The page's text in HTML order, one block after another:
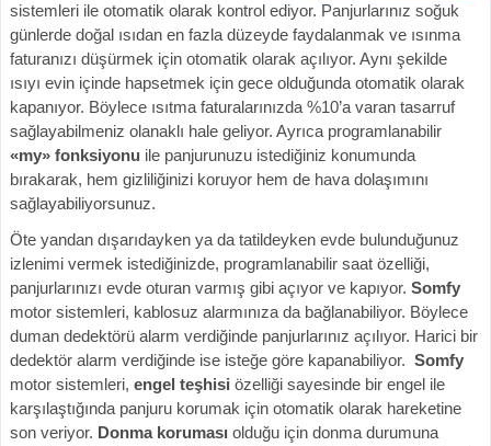
sistemleri ile otomatik olarak kontrol ediyor. Panjurlarınız soğuk
günlerde doğal ısıdan en fazla düzeyde faydalanmak ve ısınma
faturanızı düşürmek için otomatik olarak açılıyor. Aynı şekilde
ısıyı evin içinde hapsetmek için gece olduğunda otomatik olarak
kapanıyor. Böylece ısıtma faturalarınızda %10’a varan tasarruf
sağlayabilmeniz olanaklı hale geliyor. Ayrıca programlanabilir
«my» fonksiyonu ile panjurunuzu istediğiniz konumunda
bırakarak, hem gizliliğinizi koruyor hem de hava dolaşımını
sağlayabiliyorsunuz.
Öte yandan dışarıdayken ya da tatildeyken evde bulunduğunuz
izlenimi vermek istediğinizde, programlanabilir saat özelliği,
panjurlarınızı evde oturan varmış gibi açıyor ve kapıyor. Somfy
motor sistemleri, kablosuz alarmınıza da bağlanabiliyor. Böylece
duman dedektörü alarm verdiğinde panjurlarınız açılıyor. Harici bir
dedektör alarm verdiğinde ise isteğe göre kapanabiliyor. Somfy
motor sistemleri, engel teşhisi özelliği sayesinde bir engel ile
karşılaştığında panjuru korumak için otomatik olarak hareketine
son veriyor. Donma koruması olduğu için donma durumuna